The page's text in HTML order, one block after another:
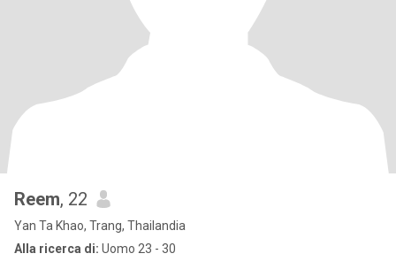
Reem, 22
Yan Ta Khao, Trang, Thailandia
Alla ricerca di: Uomo 23 - 30